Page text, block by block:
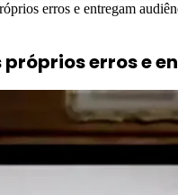
erros e entregam
erros e